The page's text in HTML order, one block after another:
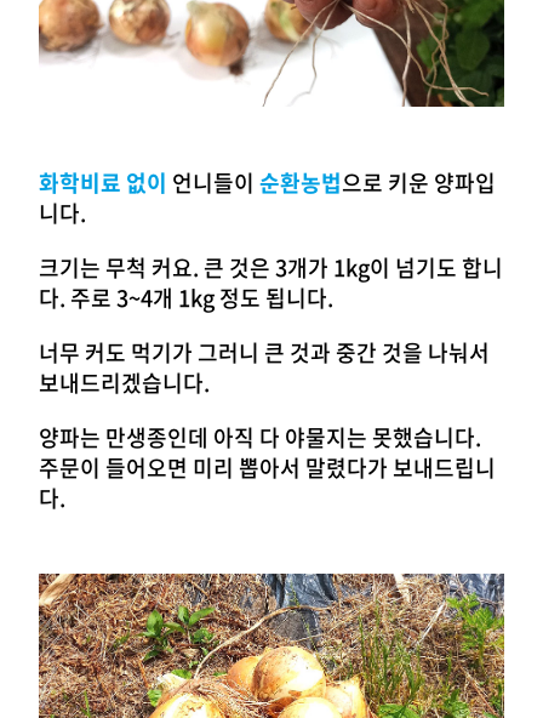
화학비료 없이 언니들이 순환농법으로 키운 양파입
니다.
크기는 무척 커요. 큰 것은 3개가 1kg이 넘기도 합니
다. 주로 3~4개 1kg 정도 됩니다.
너무 커도 먹기가 그러니 큰 것과 중간 것을 나눠서
보내드리겠습니다.
양파는 만생종인데 아직 다 야물지는 못했습니다.
주문이 들어오면 미리 뽑아서 말렸다가 보내드립니
다.